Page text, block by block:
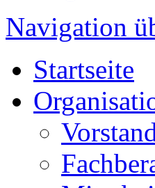
Navigation
Startseite